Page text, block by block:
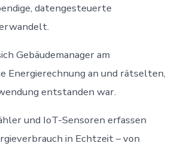
datengesteuerte
Gebäudemanager am
Energierechnung an und rätselten,
entstanden war.
und IoT-Sensoren erfassen
in Echtzeit – von